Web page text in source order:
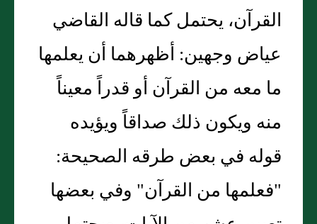
القرآن، يحتمل كما قاله القاضي
عياض وجهين: أظهرهما أن يعلمها
ما معه من القرآن أو قدراً معيناً
منه ويكون ذلك صداقاً ويؤيده
قوله في بعض طرقه الصحيحة:
"فعلمها من القرآن" وفي بعضها